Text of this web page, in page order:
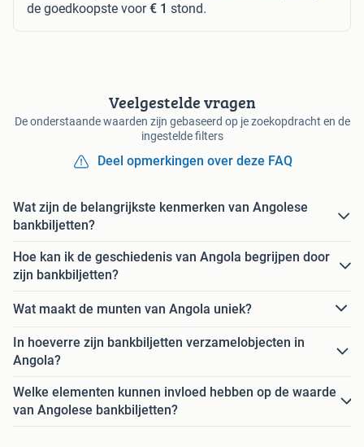
de goedkoopste voor€ 1 stond.
Veelgestelde vragen
De onderstaande waarden zijn gebaseerd op je zoekopdracht en de
ingestelde filters
Deel opmerkingen over deze FAQ
Wat zijn de belangrijkste kenmerken van Angolese
bankbiljetten?
Hoe kan ik de geschiedenis van Angola begrijpen door
zijn bankbiljetten?
Wat maakt de munten van Angola uniek?
In hoeverre zijn bankbiljetten verzamelobjecten in
Angola?
Welke elementen kunnen invloed hebben op de waarde
van Angolese bankbiljetten?